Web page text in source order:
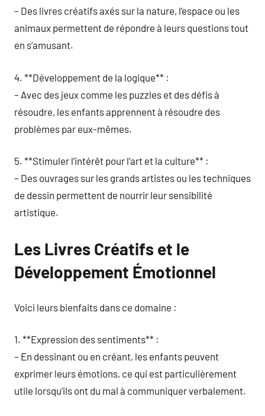
– Des livres créatifs axés sur la nature, l’espace ou les
animaux permettent de répondre à leurs questions tout
en s’amusant.
4. **Développement de la logique** :
– Avec des jeux comme les puzzles et des défis à
résoudre, les enfants apprennent à résoudre des
problèmes par eux-mêmes.
5. **Stimuler l’intérêt pour l’art et la culture** :
– Des ouvrages sur les grands artistes ou les techniques
de dessin permettent de nourrir leur sensibilité
artistique.
Les Livres Créatifs et le
Développement Émotionnel
Voici leurs bienfaits dans ce domaine :
1. **Expression des sentiments** :
– En dessinant ou en créant, les enfants peuvent
exprimer leurs émotions, ce qui est particulièrement
utile lorsqu’ils ont du mal à communiquer verbalement.